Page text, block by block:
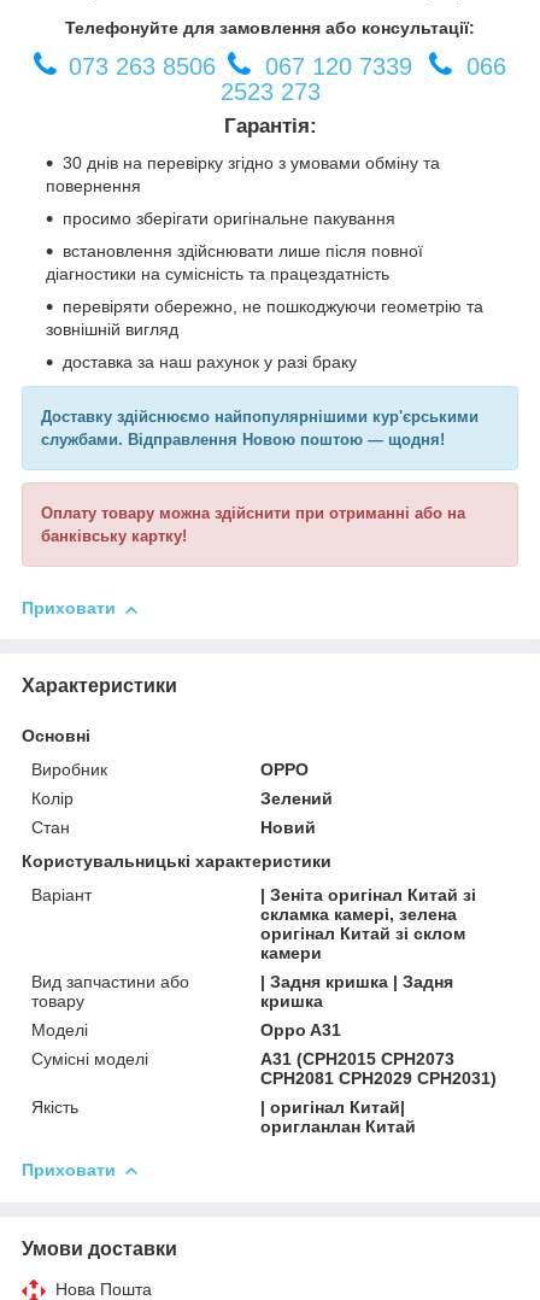
Телефонуйте для замовлення або консультації:
073 263 8506 067 120 7339
066
2523 273
Гарантія:
30 днів на перевірку згідно з умовами обміну та
повернення
просимо зберігати оригінальне пакування
встановлення здійснювати лише після повної
діагностики на сумісність та працездатність
перевіряти обережно, не пошкоджуючи геометрію та
зовнішній вигляд
доставка за наш рахунок у разі браку
Доставку здійснюємо найпопулярнішими кур'єрськими
службами. Відправлення Новою поштою — щодня!
Оплату товару можна здійснити при отриманні або на
банківську картку!
Приховати
Характеристики
Основні
Виробник
OPPO
Колір
Зелений
Стан
Новий
Користувальницькі характеристики
Варіант
| Зеніта оригінал Китай зі
скламка камері, зелена
оригінал Китай зі склом
камери
Вид запчастини або
товару
| Задня кришка | Задня
кришка
Моделі
Oppo A31
Сумісні моделі
A31 (CPH2015 CPH2073
CPH2081 CPH2029 CPH2031)
Якість
| оригінал Китай|
оригланлан Китай
Приховати
Умови доставки
Нова Пошта